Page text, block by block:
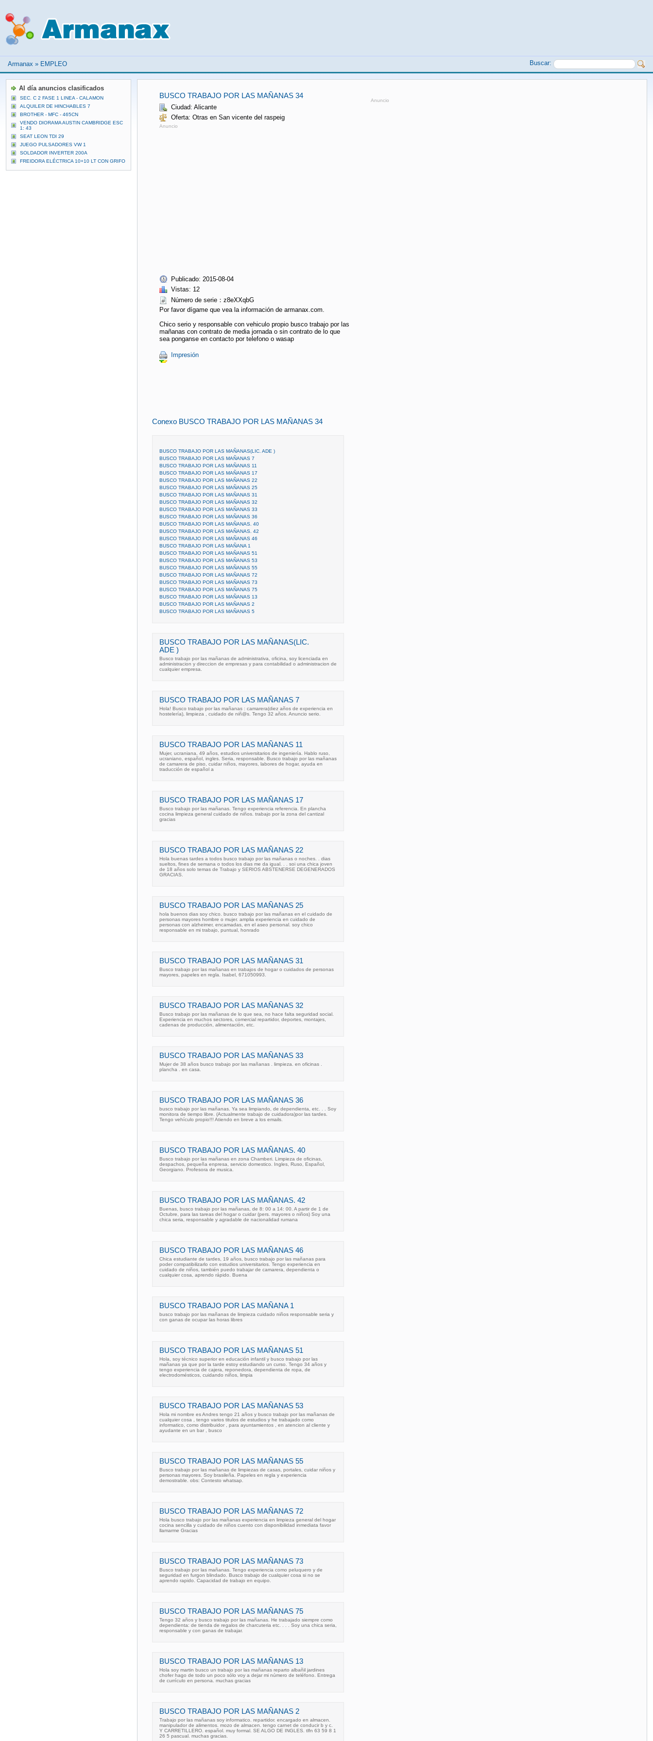
Armanax » EMPLEO Buscar:
BUSCO TRABAJO POR LAS MAÑANAS 34
Ciudad: Alicante
Oferta: Otras en San vicente del raspeig
Anuncio
Publicado: 2015-08-04
Vistas: 12
Número de serie：z8eXXqbG
Por favor dígame que vea la información de armanax.com.
Chico serio y responsable con vehiculo propio busco trabajo por las
mañanas con contrato de media jornada o sin contrato de lo que
sea ponganse en contacto por telefono o wasap
Impresión
Anuncio
Conexo BUSCO TRABAJO POR LAS MAÑANAS 34
BUSCO TRABAJO POR LAS MAÑANAS(LIC. ADE )
BUSCO TRABAJO POR LAS MAÑANAS 7
BUSCO TRABAJO POR LAS MAÑANAS 11
BUSCO TRABAJO POR LAS MAÑANAS 17
BUSCO TRABAJO POR LAS MAÑANAS 22
BUSCO TRABAJO POR LAS MAÑANAS 25
BUSCO TRABAJO POR LAS MAÑANAS 31
BUSCO TRABAJO POR LAS MAÑANAS 32
BUSCO TRABAJO POR LAS MAÑANAS 33
BUSCO TRABAJO POR LAS MAÑANAS 36
BUSCO TRABAJO POR LAS MAÑANAS. 40
BUSCO TRABAJO POR LAS MAÑANAS. 42
BUSCO TRABAJO POR LAS MAÑANAS 46
BUSCO TRABAJO POR LAS MAÑANA 1
BUSCO TRABAJO POR LAS MAÑANAS 51
BUSCO TRABAJO POR LAS MAÑANAS 53
BUSCO TRABAJO POR LAS MAÑANAS 55
BUSCO TRABAJO POR LAS MAÑANAS 72
BUSCO TRABAJO POR LAS MAÑANAS 73
BUSCO TRABAJO POR LAS MAÑANAS 75
BUSCO TRABAJO POR LAS MAÑANAS 13
BUSCO TRABAJO POR LAS MAÑANAS 2
BUSCO TRABAJO POR LAS MAÑANAS 5
BUSCO TRABAJO POR LAS MAÑANAS(LIC.
ADE )
Busco trabajo por las mañanas de administrativa, oficina, soy licenciada en
administracion y direccion de empresas y para contabilidad o administracion de
cualquier empresa.
BUSCO TRABAJO POR LAS MAÑANAS 7
Hola! Busco trabajo por las mañanas : camarera(diez años de experiencia en
hostelería), limpieza , cuidado de niñ@s. Tengo 32 años. Anuncio serio.
BUSCO TRABAJO POR LAS MAÑANAS 11
Mujer, ucraniana, 49 años, estudios universitarios de ingeniería. Hablo ruso,
ucraniano, español, ingles. Seria, responsable. Busco trabajo por las mañanas
de camarera de piso, cuidar niños, mayores, labores de hogar, ayuda en
traducción de español a
BUSCO TRABAJO POR LAS MAÑANAS 17
Busco trabajo por las mañanas. Tengo experiencia referencia. En plancha
cocina limpieza general cuidado de niños. trabajo por la zona del cantizal
gracias
BUSCO TRABAJO POR LAS MAÑANAS 22
Hola buenas tardes a todos busco trabajo por las mañanas o noches. . dias
sueltos, fines de semana o todos los dias me da igual. . . soi una chica joven
de 18 años solo temas de Trabajo y SERIOS ABSTENERSE DEGENERADOS
GRACIAS.
BUSCO TRABAJO POR LAS MAÑANAS 25
hola buenos dias soy chico. busco trabajo por las mañanas en el cuidado de
personas mayores hombre o mujer. amplia experiencia en cuidado de
personas con alzheimer, encamadas, en el aseo personal. soy chico
responsable en mi trabajo, puntual, honrado
BUSCO TRABAJO POR LAS MAÑANAS 31
Busco trabajo por las mañanas en trabajos de hogar o cuidados de personas
mayores, papeles en regla. Isabel, 671050993.
BUSCO TRABAJO POR LAS MAÑANAS 32
Busco trabajo por las mañanas de lo que sea, no hace falta seguridad social.
Experiencia en muchos sectores, comercial repartidor, deportes, montajes,
cadenas de producción, alimentación, etc.
BUSCO TRABAJO POR LAS MAÑANAS 33
Mujer de 38 años busco trabajo por las mañanas . limpieza. en oficinas .
plancha . en casa.
BUSCO TRABAJO POR LAS MAÑANAS 36
busco trabajo por las mañanas. Ya sea limpiando, de dependienta, etc. . . Soy
monitora de tiempo libre. (Actualmente trabajo de cuidadora)por las tardes.
Tengo vehículo propio!!! Atiendo en breve a los emails.
BUSCO TRABAJO POR LAS MAÑANAS. 40
Busco trabajo por las mañanas en zona Chamberi. Limpieza de oficinas,
despachos, pequeña enpresa, servicio domestico. Ingles, Ruso, Español,
Georgiano. Profesora de musica.
BUSCO TRABAJO POR LAS MAÑANAS. 42
Buenas, busco trabajo por las mañanas, de 8: 00 a 14: 00. A partir de 1 de
Octubre, para las tareas del hogar o cuidar (pers. mayores o niños) Soy una
chica seria, responsable y agradable de nacionalidad rumana
BUSCO TRABAJO POR LAS MAÑANAS 46
Chica estudiante de tardes, 19 años, busco trabajo por las mañanas para
poder compatibilizarlo con estudios universitarios. Tengo experiencia en
cuidado de niños, también puedo trabajar de camarera, dependienta o
cualquier cosa, aprendo rápido. Buena
BUSCO TRABAJO POR LAS MAÑANA 1
busco trabajo por las mañanas de limpieza cuidado niños responsable seria y
con ganas de ocupar las horas libres
BUSCO TRABAJO POR LAS MAÑANAS 51
Hola, soy técnico superior en educación infantil y busco trabajo por las
mañanas ya que por la tarde estoy estudiando un curso. Tengo 34 años y
tengo experiencia de cajera, reponedora, dependienta de ropa, de
electrodomésticos, cuidando niños, limpia
BUSCO TRABAJO POR LAS MAÑANAS 53
Hola mi nombre es Andres tengo 21 años y busco trabajo por las mañanas de
cualquier cosa , tengo varios titulos de estudios y he trabajado como
informatico, como distribuidor , para ayuntamientos , en atencion al cliente y
ayudante en un bar , busco
BUSCO TRABAJO POR LAS MAÑANAS 55
Busco trabajo por las mañanas de limpiezas de casas, portales, cuidar niños y
personas mayores. Soy brasileña. Papeles en regla y experiencia
demostrable. obs: Contesto whatsap.
BUSCO TRABAJO POR LAS MAÑANAS 72
Hola busco trabajo por las mañanas experiencia en limpieza general del hogar
cocina sencilla y cuidado de niños cuento con disponibilidad inmediata favor
llamarme Gracias
BUSCO TRABAJO POR LAS MAÑANAS 73
Busco trabajo por las mañanas. Tengo experiencia como peluquero y de
seguridad en furgon blindado. Busco trabajo de cualquier cosa si no se
aprendo rapido. Capacidad de trabajo en equipo.
BUSCO TRABAJO POR LAS MAÑANAS 75
Tengo 32 años y busco trabajo por las mañanas. He trabajado siempre como
dependienta: de tienda de regalos de charcuteria etc. . . . Soy una chica seria,
responsable y con ganas de trabajar.
BUSCO TRABAJO POR LAS MAÑANAS 13
Hola soy martin busco un trabajo por las mañanas reparto albañil jardines
chofer hago de todo un poco sólo voy a dejar mi número de teléfono. Entrega
de currículo en persona. muchas gracias
BUSCO TRABAJO POR LAS MAÑANAS 2
Trabajo por las mañanas soy informatico. repartidor. encargado en almacen.
manipulador de alimentos. mozo de almacen. tengo carnet de conducir b y c.
Y CARRETILLERO. español. muy formal. SE ALGO DE INGLES. tlfn 63 59 8 1
26 5 pascual. muchas gracias.
Al día anuncios clasificados
SEC. C 2 FASE 1 LINEA - CALAMON
ALQUILER DE HINCHABLES 7
BROTHER - MFC - 465CN
VENDO DIORAMA AUSTIN CAMBRIDGE ESC
1: 43
SEAT LEON TDI 29
JUEGO PULSADORES VW 1
SOLDADOR INVERTER 200A
FREIDORA ELÉCTRICA 10+10 LT CON GRIFO